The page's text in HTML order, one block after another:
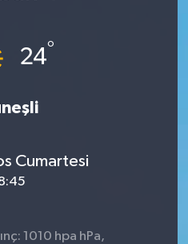
24°
Cumartesi
1010 hpa hPa,